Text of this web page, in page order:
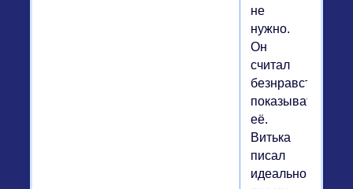
не
нужно.
Он
считал
показывать
её.
Витька
писал
идеально